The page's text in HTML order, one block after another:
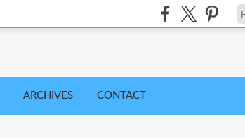
ARCHIVES CONTACT